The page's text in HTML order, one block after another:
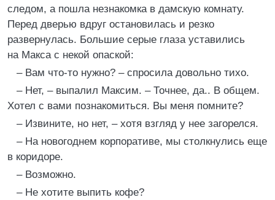
следом, а пошла незнакомка в дамскую комнату.
Перед дверью вдруг остановилась и резко
развернулась. Большие серые глаза уставились
на Макса с некой опаской:
– Вам что-то нужно? – спросила довольно тихо.
– Нет, – выпалил Максим. – Точнее, да.. В общем.
Хотел с вами познакомиться. Вы меня помните?
– Извините, но нет, – хотя взгляд у нее загорелся.
– На новогоднем корпоративе, мы столкнулись еще
в коридоре.
– Возможно.
– Не хотите выпить кофе?